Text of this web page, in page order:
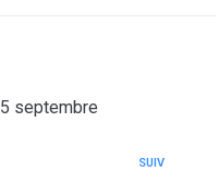
septembre
SUIV